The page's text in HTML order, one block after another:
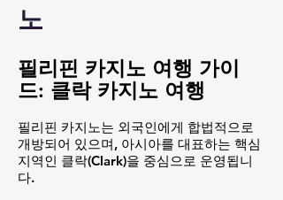
노
필리핀 카지노 여행 가이
드: 클락 카지노 여행
필리핀 카지노는 외국인에게 합법적으로
개방되어 있으며, 아시아를 대표하는 핵심
지역인 클락(Clark)을 중심으로 운영됩니
다.